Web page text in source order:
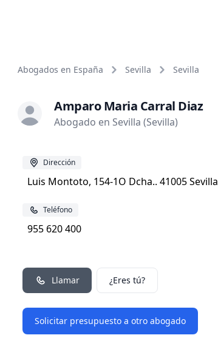
Abogados en España Sevilla Sevilla
Amparo Maria Carral Diaz
Abogado en Sevilla (Sevilla)
Dirección
Luis Montoto, 154-1O Dcha.. 41005 Sevilla
Teléfono
955 620 400
Llamar ¿Eres tú?
Solicitar presupuesto a otro abogado